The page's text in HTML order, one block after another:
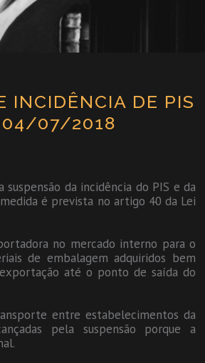
INCIDÊNCIA DE PIS
04/07/2018
da incidência do PIS e da
é prevista no artigo 40 da Lei
no mercado interno para o
de embalagem adquiridos bem
até o ponto de saída do
entre estabelecimentos da
pela suspensão porque a